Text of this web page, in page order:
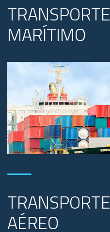
TRANSPORTE
MARÍTIMO
TRANSPORTE
AÉREO